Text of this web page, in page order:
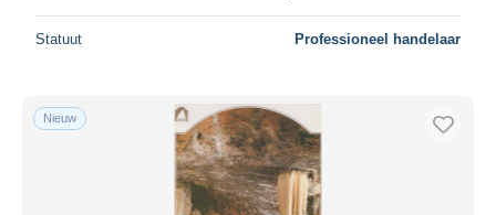
Statuut Professioneel handelaar
Nieuw